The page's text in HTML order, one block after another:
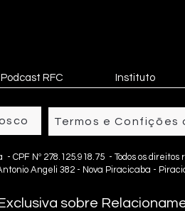
Podcast RFC Instituto
Termos e Confições
CPF Nº 278.125.918.75 - Todos os direitos
Angeli 382 - Nova Piracicaba -
sobre